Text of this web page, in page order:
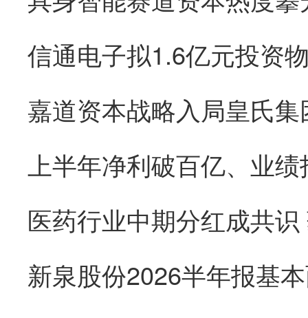
医药行业中期分红成共